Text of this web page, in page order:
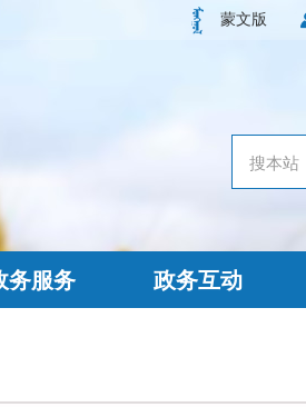
蒙文版
务服务 政务互动